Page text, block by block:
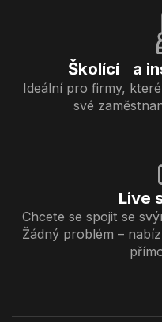
Školící a
Ideální pro firmy,
své
Live
Chcete se spojit se
Žádný problém –